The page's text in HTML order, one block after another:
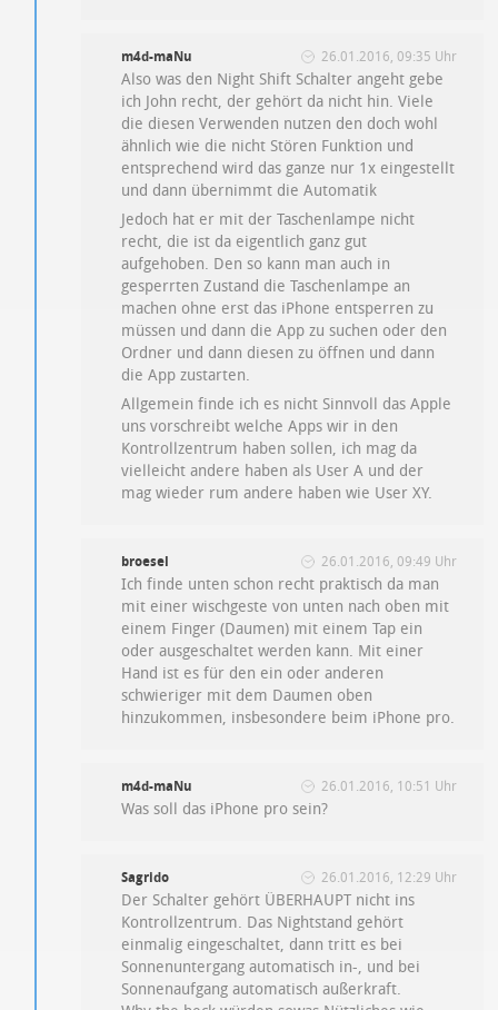
m4d-maNu 26.01.2016, 09:35 Uhr
Also was den Night Shift Schalter angeht gebe
ich John recht, der gehört da nicht hin. Viele
die diesen Verwenden nutzen den doch wohl
ähnlich wie die nicht Stören Funktion und
entsprechend wird das ganze nur 1x eingestellt
und dann übernimmt die Automatik
Jedoch hat er mit der Taschenlampe nicht
recht, die ist da eigentlich ganz gut
aufgehoben. Den so kann man auch in
gesperrten Zustand die Taschenlampe an
machen ohne erst das iPhone entsperren zu
müssen und dann die App zu suchen oder den
Ordner und dann diesen zu öffnen und dann
die App zustarten.
Allgemein finde ich es nicht Sinnvoll das Apple
uns vorschreibt welche Apps wir in den
Kontrollzentrum haben sollen, ich mag da
vielleicht andere haben als User A und der
mag wieder rum andere haben wie User XY.
broesel 26.01.2016, 09:49 Uhr
Ich finde unten schon recht praktisch da man
mit einer wischgeste von unten nach oben mit
einem Finger (Daumen) mit einem Tap ein
oder ausgeschaltet werden kann. Mit einer
Hand ist es für den ein oder anderen
schwieriger mit dem Daumen oben
hinzukommen, insbesondere beim iPhone pro.
m4d-maNu 26.01.2016, 10:51 Uhr
Was soll das iPhone pro sein?
Sagrido 26.01.2016, 12:29 Uhr
Der Schalter gehört ÜBERHAUPT nicht ins
Kontrollzentrum. Das Nightstand gehört
einmalig eingeschaltet, dann tritt es bei
Sonnenuntergang automatisch in-, und bei
Sonnenaufgang automatisch außerkraft.